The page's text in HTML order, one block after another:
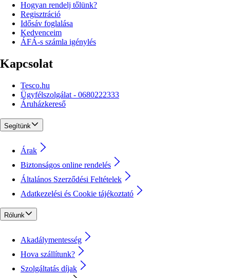
Hogyan rendelj tőlünk?
Regisztráció
Idősáv foglalása
Kedvenceim
ÁFÁ-s számla igénylés
Kapcsolat
Tesco.hu
Ügyfélszolgálat - 0680222333
Áruházkereső
Segítünk
Árak
Biztonságos online rendelés
Általános Szerződési Feltételek
Adatkezelési és Cookie tájékoztató
Rólunk
Akadálymentesség
Hova szállítunk?
Szolgáltatás díjak